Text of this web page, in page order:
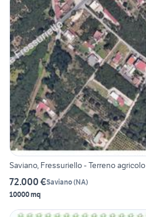
Saviano, Fressuriello - Terreno agricolo
72.000 €Saviano(NA)
10000 mq